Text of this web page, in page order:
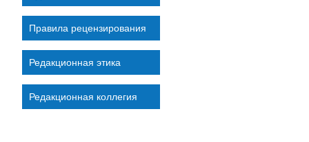
Правила рецензирования
Редакционная этика
Редакционная коллегия